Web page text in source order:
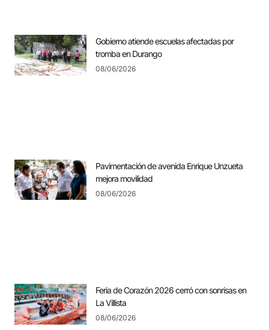
Gobierno atiende escuelas afectadas por
tromba en Durango
08/06/2026
Pavimentación de avenida Enrique Unzueta
mejora movilidad
08/06/2026
Feria de Corazón 2026 cerró con sonrisas en
La Villista
08/06/2026